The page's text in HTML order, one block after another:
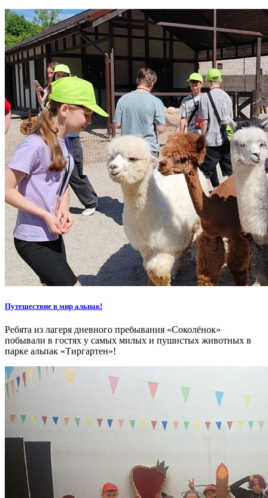
Путешествие в мир альпак!
Ребята из лагеря дневного пребывания «Соколёнок»
побывали в гостях у самых милых и пушистых животных в
парке альпак «Тиргартен»!